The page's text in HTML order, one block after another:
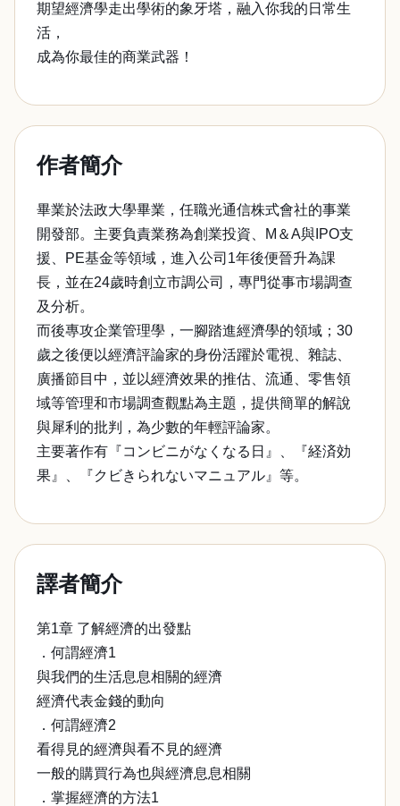
期望經濟學走出學術的象牙塔，融入你我的日常生
活，
成為你最佳的商業武器！
作者簡介
畢業於法政大學畢業，任職光通信株式會社的事業
開發部。主要負責業務為創業投資、M＆A與IPO支
援、PE基金等領域，進入公司1年後便晉升為課
長，並在24歲時創立市調公司，專門從事市場調查
及分析。
而後專攻企業管理學，一腳踏進經濟學的領域；30
歲之後便以經濟評論家的身份活躍於電視、雜誌、
廣播節目中，並以經濟效果的推估、流通、零售領
域等管理和市場調查觀點為主題，提供簡單的解說
與犀利的批判，為少數的年輕評論家。
主要著作有『コンビニがなくなる日』、『経済効
果』、『クビきられないマニュアル』等。
譯者簡介
第1章 了解經濟的出發點
．何謂經濟1
與我們的生活息息相關的經濟
經濟代表金錢的動向
．何謂經濟2
看得見的經濟與看不見的經濟
一般的購買行為也與經濟息息相關
．掌握經濟的方法1